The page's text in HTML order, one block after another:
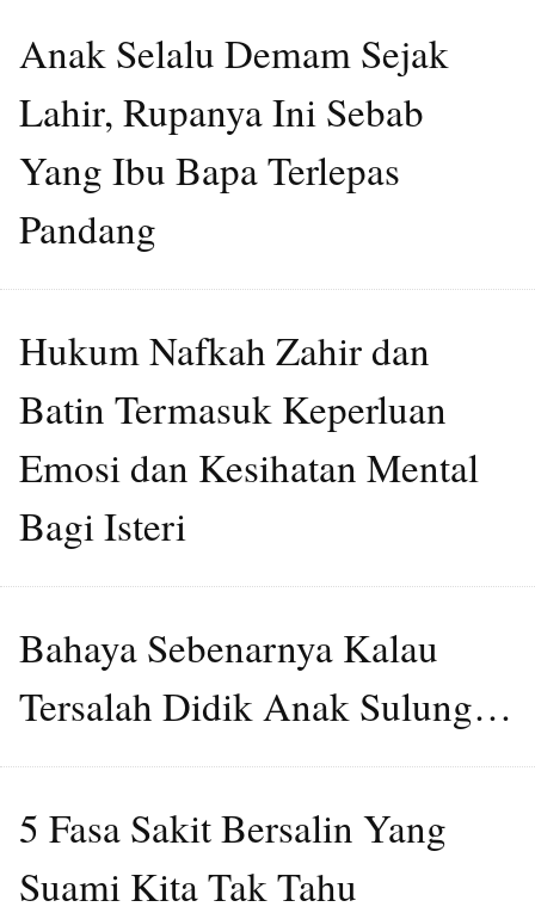
Anak Selalu Demam Sejak
Lahir, Rupanya Ini Sebab
Yang Ibu Bapa Terlepas
Pandang
Hukum Nafkah Zahir dan
Batin Termasuk Keperluan
Emosi dan Kesihatan Mental
Bagi Isteri
Bahaya Sebenarnya Kalau
Tersalah Didik Anak Sulung…
5 Fasa Sakit Bersalin Yang
Suami Kita Tak Tahu